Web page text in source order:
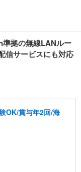
準拠の無線LANルー
サービスにも対応
OK/賞与年2回/海